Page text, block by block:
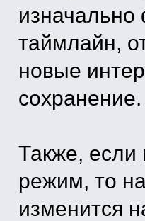
таймлайн,
новые
сохранение.
Также, если
режим, то
изменится